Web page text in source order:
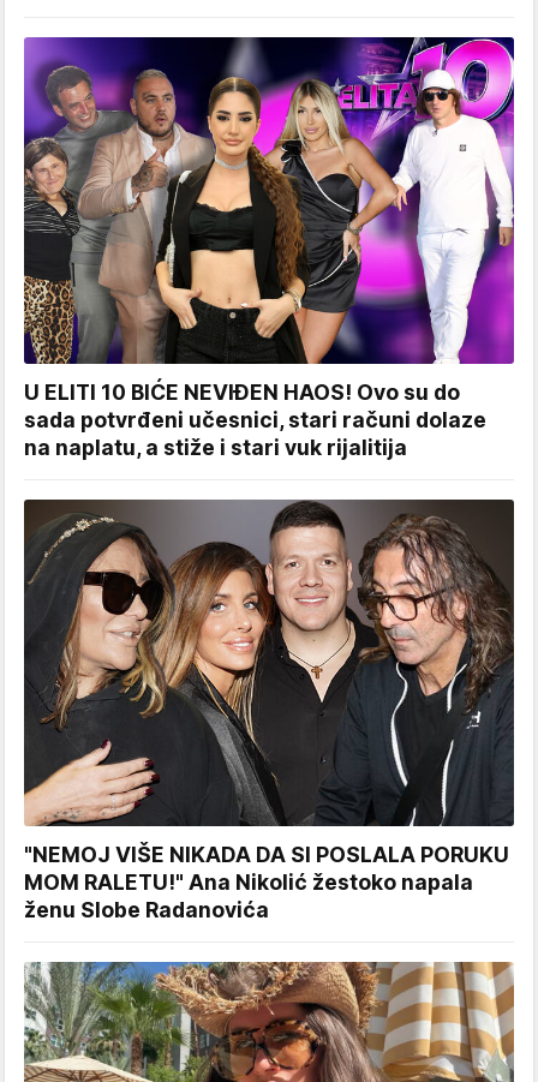
U ELITI 10 BIĆE NEVIĐEN HAOS! Ovo su do
sada potvrđeni učesnici, stari računi dolaze
na naplatu, a stiže i stari vuk rijalitija
"NEMOJ VIŠE NIKADA DA SI POSLALA PORUKU
MOM RALETU!" Ana Nikolić žestoko napala
ženu Slobe Radanovića